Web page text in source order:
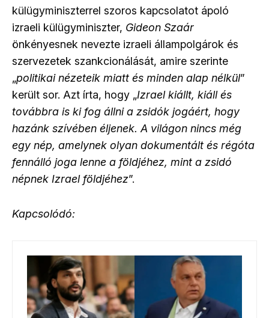
külügyminiszterrel szoros kapcsolatot ápoló
izraeli külügyminiszter, Gideon Szaár
önkényesnek nevezte izraeli állampolgárok és
szervezetek szankcionálását, amire szerinte
„politikai nézeteik miatt és minden alap nélkül”
került sor. Azt írta, hogy „Izrael kiállt, kiáll és
továbbra is ki fog állni a zsidók jogáért, hogy
hazánk szívében éljenek. A világon nincs még
egy nép, amelynek olyan dokumentált és régóta
fennálló joga lenne a földjéhez, mint a zsidó
népnek Izrael földjéhez”.
Kapcsolódó: